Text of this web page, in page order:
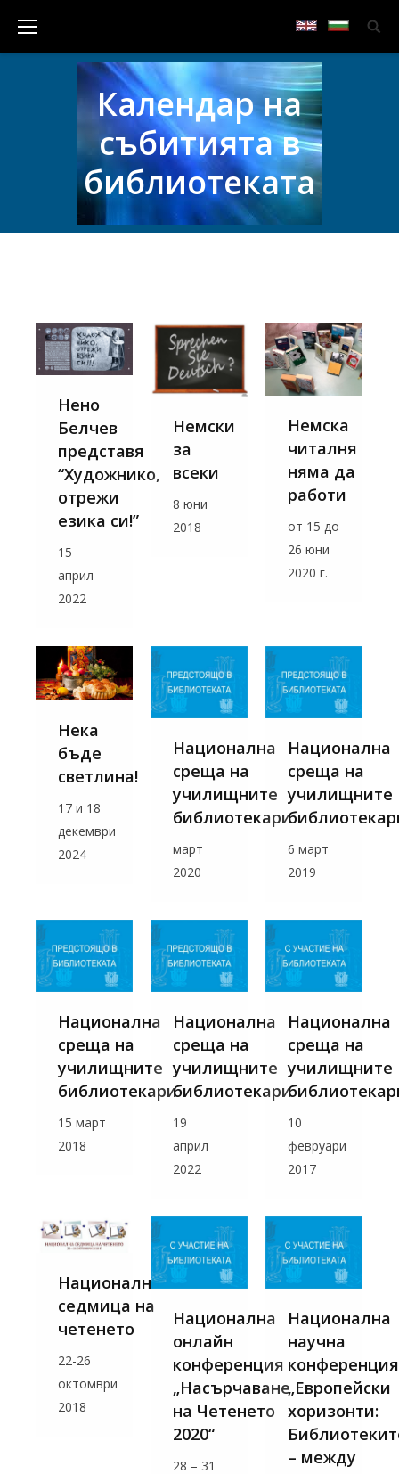
Календар на
събитията в
библиотеката
Нено
Белчев
представя
“Художнико,
отрежи
езика си!”
15
април
2022
Немски
за
всеки
8 юни
2018
Немска
читалня
няма да
работи
от 15 до
26 юни
2020 г.
Нека
бъде
светлина!
17 и 18
декември
2024
Национална
среща на
училищните
библиотекари
март
2020
Национална
среща на
училищните
6 март
2019
Национална
среща на
училищните
библиотекари
15 март
2018
Национална
среща на
училищните
библиотекари
19
април
2022
Национална
среща на
училищните
10
февруари
2017
Национална
седмица на
четенето
22-26
октомври
2018
Национална
онлайн
конференция
„Насърчаване
на Четенето
2020“
28 – 31
Национална
научна
конференция
„Европейски
хоризонти:
– между